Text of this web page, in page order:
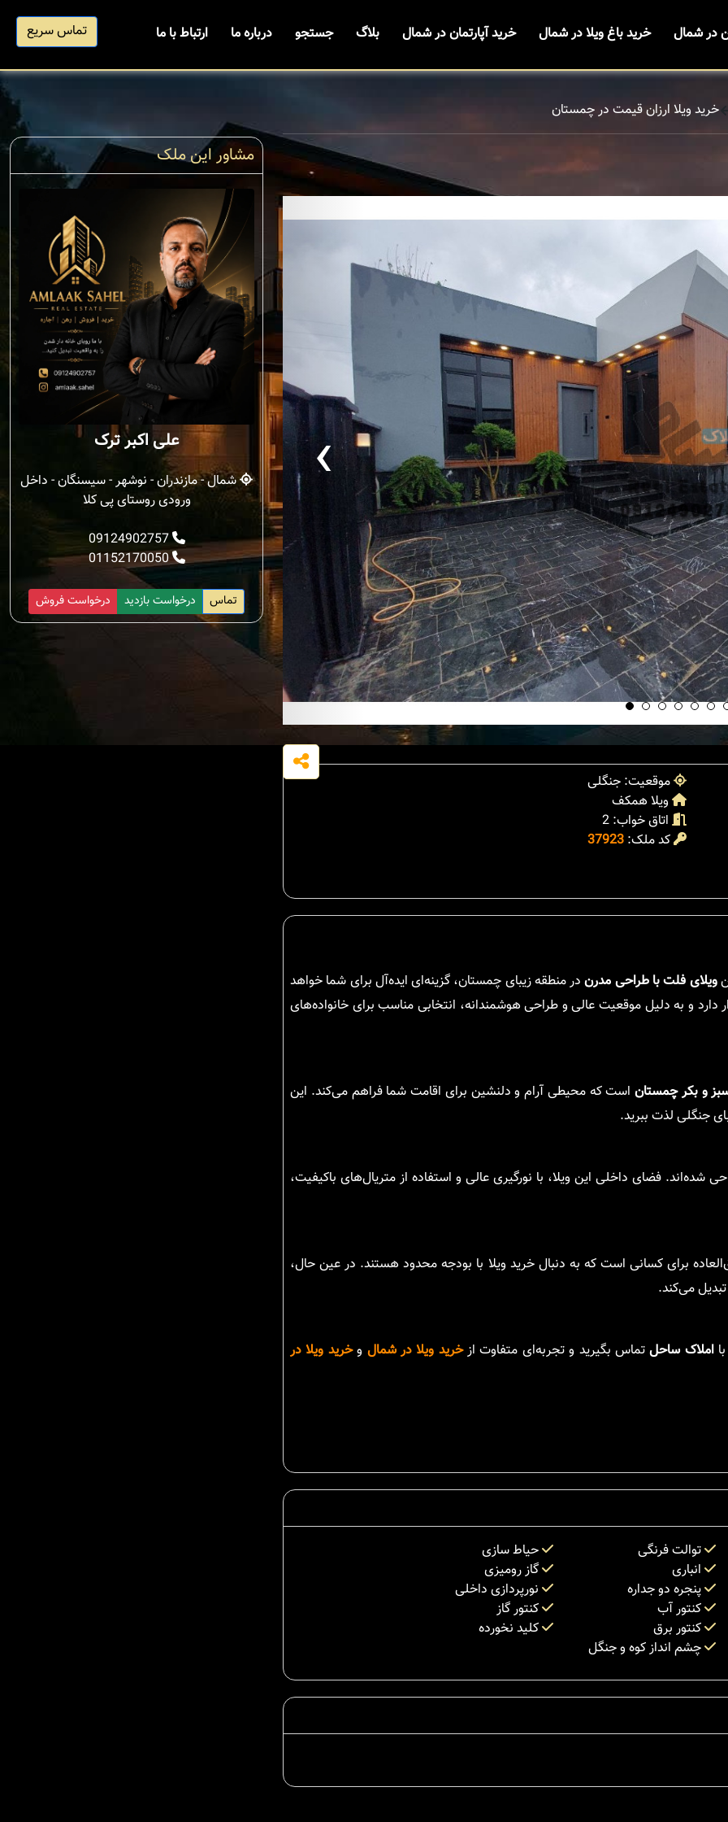
در شمال خرید باغ ویلا در شمال خرید آپارتمان در شمال بلاگ جستجو درباره ما ارتباط با ما تماس سریع
خرید ویلا ارزان قیمت در چمستان
‹
موقعیت: جنگلی
ویلا همکف
اتاق خواب: 2
کد ملک: 37923
ویلای فلت با طراحی مدرندر منطقه زیبای چمستان، گزینه‌ای ایده‌آل برای شما خواهد
دارد و به دلیل موقعیت عالی و طراحی هوشمندانه، انتخابی مناسب برای خانواده‌های
و بکر چمستاناست که محیطی آرام و دلنشین برای اقامت شما فراهم می‌کند. این
جنگلی لذت ببرید.
فضای داخلی این ویلا، با نورگیری عالی و استفاده از متریال‌های باکیفیت،
برای کسانی است که به دنبال خرید ویلا با بودجه محدود هستند. در عین حال،
می‌کند.
املاک ساحلتماس بگیرید و تجربه‌ای متفاوت ازخرید ویلا در شمال وخرید ویلا در
توالت فرنگی
حیاط سازی
انباری
گاز رومیزی
پنجره دو جداره
نورپردازی داخلی
کنتور آب
کنتور گاز
کنتور برق
کلید نخورده
چشم انداز کوه و جنگل
مشاور این ملک
علی اکبر ترک
شمال - مازندران - نوشهر - سیسنگان - داخل
ورودی روستای پی کلا
09124902757
01152170050
درخواست فروش درخواست بازدید تماس